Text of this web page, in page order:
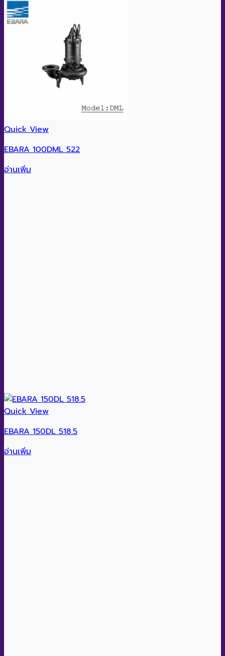
Quick View
EBARA 100DML 522
อ่านเพิ่ม
Quick View
EBARA 150DL 518.5
อ่านเพิ่ม